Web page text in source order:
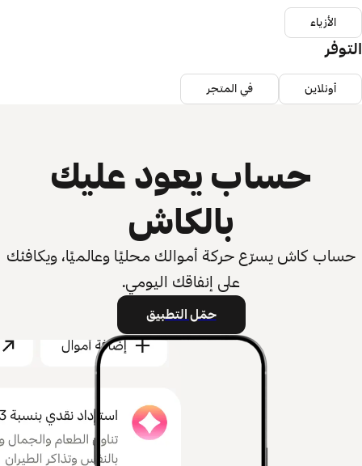
الأزياء
التوفر
أونلاين في المتجر
حساب يعود عليك
بالكاش
حساب كاش يسرّع حركة أموالك محليًا وعالميًا، ويكافئك
على إنفاقك اليومي.
حمّل التطبيق